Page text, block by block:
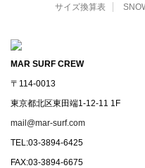
サイズ換算表
MAR SURF CREW
〒114-0013
東京都北区東田端1-12-11 1F
mail@mar-surf.com
TEL:03-3894-6425
FAX:03-3894-6675